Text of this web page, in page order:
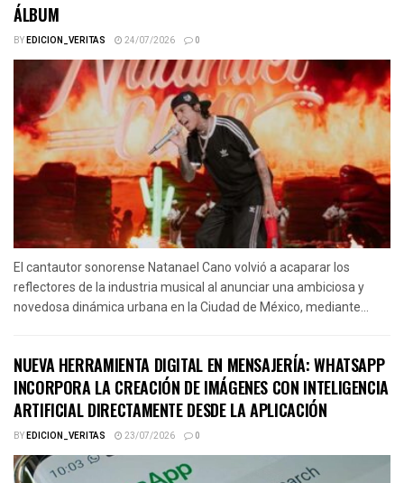
ÁLBUM
BYEDICION_VERITAS 24/07/2026 0
El cantautor sonorense Natanael Cano volvió a acaparar los
reflectores de la industria musical al anunciar una ambiciosa y
novedosa dinámica urbana en la Ciudad de México, mediante...
NUEVA HERRAMIENTA DIGITAL EN MENSAJERÍA: WHATSAPP
INCORPORA LA CREACIÓN DE IMÁGENES CON INTELIGENCIA
ARTIFICIAL DIRECTAMENTE DESDE LA APLICACIÓN
BYEDICION_VERITAS 23/07/2026 0